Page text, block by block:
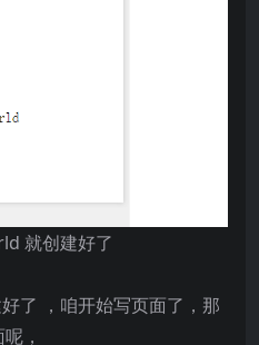
就创建好了
了 ，咱开始写页面了，那
，